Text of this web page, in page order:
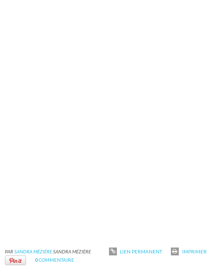
PARSANDRA MÉZIÈRESANDRA MÉZIÈRE LIEN PERMANENT
IMPRIMER
0COMMENTAIRE